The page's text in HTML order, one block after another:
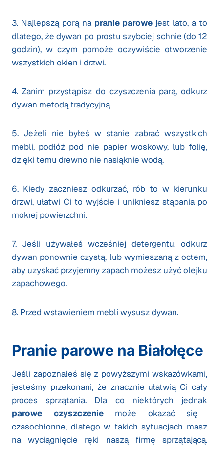
3. Najlepszą porą na pranie parowe jest lato, a to
dlatego, że dywan po prostu szybciej schnie (do 12
godzin), w czym pomoże oczywiście otworzenie
wszystkich okien i drzwi.
4. Zanim przystąpisz do czyszczenia parą, odkurz
dywan metodą tradycyjną
5. Jeżeli nie byłeś w stanie zabrać wszystkich
mebli, podłóż pod nie papier woskowy, lub folię,
dzięki temu drewno nie nasiąknie wodą.
6. Kiedy zaczniesz odkurzać, rób to w kierunku
drzwi, ułatwi Ci to wyjście i unikniesz stąpania po
mokrej powierzchni.
7. Jeśli używałeś wcześniej detergentu, odkurz
dywan ponownie czystą, lub wymieszaną z octem,
aby uzyskać przyjemny zapach możesz użyć olejku
zapachowego.
8. Przed wstawieniem mebli wysusz dywan.
Pranie parowe na Białołęce
Jeśli zapoznałeś się z powyższymi wskazówkami,
jesteśmy przekonani, że znacznie ułatwią Ci cały
proces sprzątania. Dla co niektórych jednak
parowe czyszczeniemoże okazać się
czasochłonne, dlatego w takich sytuacjach masz
na wyciągnięcie ręki naszą firmę sprzątającą.